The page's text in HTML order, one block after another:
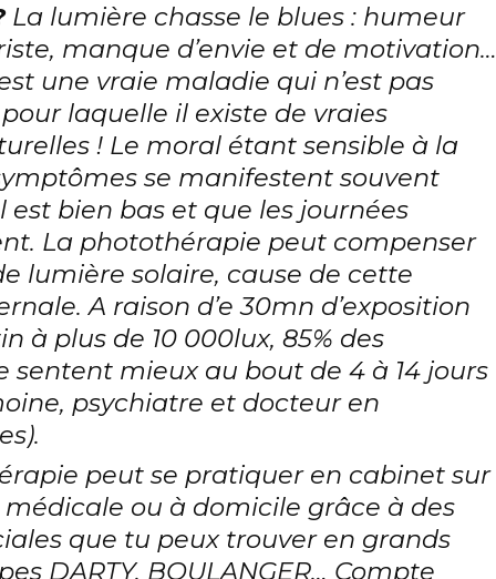
La lumière chasse le blues : humeur
manque d’envie et de motivation…
une vraie maladie qui n’est pas
laquelle il existe de vraies
! Le moral étant sensible à la
se manifestent souvent
est bien bas et que les journées
La photothérapie peut compenser
lumière solaire, cause de cette
A raison d’e 30mn d’exposition
à plus de 10 000lux, 85% des
sentent mieux au bout de 4 à 14 jours
psychiatre et docteur en
peut se pratiquer en cabinet sur
ou à domicile grâce à des
que tu peux trouver en grands
DARTY, BOULANGER… Compte